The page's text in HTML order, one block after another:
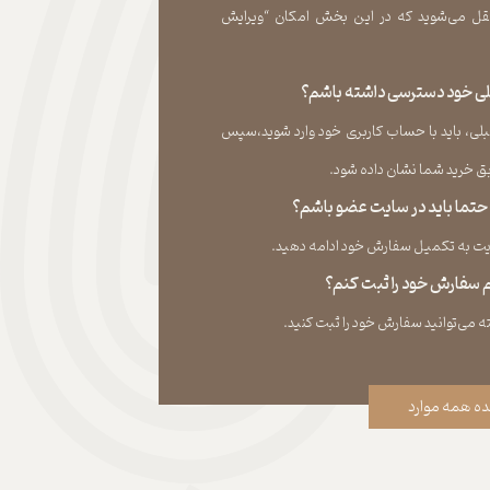
می‏‌شوید که در این بخش امکان “ویرایش
خود دسترسی داشته باشم؟
باید با حساب کاربری خود وارد شوید،سپس
خرید شما نشان داده ‏شود.​​​​​​​
حتما باید در سایت عضو باشم؟
به تکمیل سفارش خود ادامه دهید.​​​​​​​
سفارش خود را ثبت کنم؟
همه موارد